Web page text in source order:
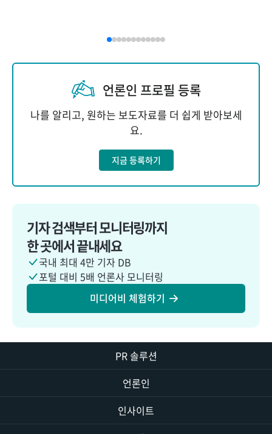
언론인 프로필 등록
나를 알리고, 원하는 보도자료를 더 쉽게 받아보세
요.
지금 등록하기
기자 검색부터 모니터링까지
한 곳에서 끝내세요
국내 최대 4만 기자 DB
포털 대비 5배 언론사 모니터링
미디어비 체험하기
PR 솔루션
언론인
인사이트